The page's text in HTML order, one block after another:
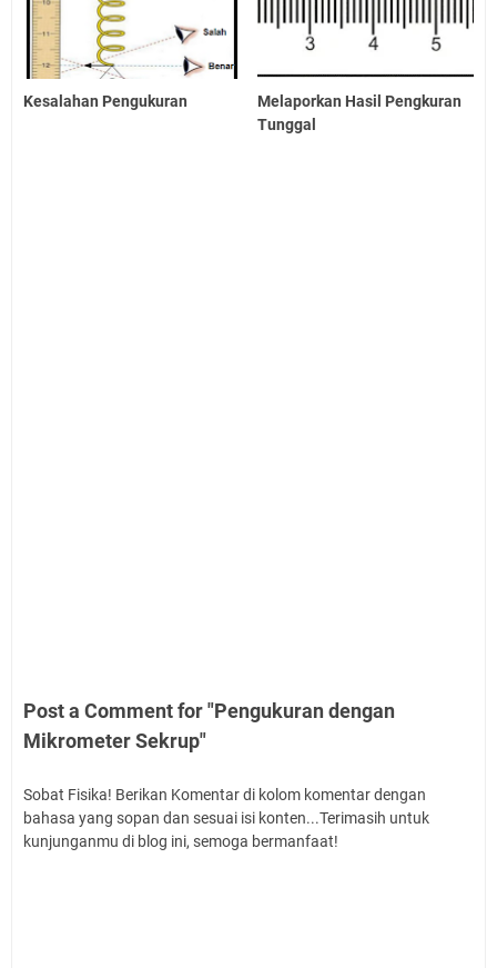
Kesalahan Pengukuran
Melaporkan Hasil Pengkuran
Tunggal
Post a Comment for "Pengukuran dengan
Mikrometer Sekrup"
Sobat Fisika! Berikan Komentar di kolom komentar dengan
bahasa yang sopan dan sesuai isi konten...Terimasih untuk
kunjunganmu di blog ini, semoga bermanfaat!